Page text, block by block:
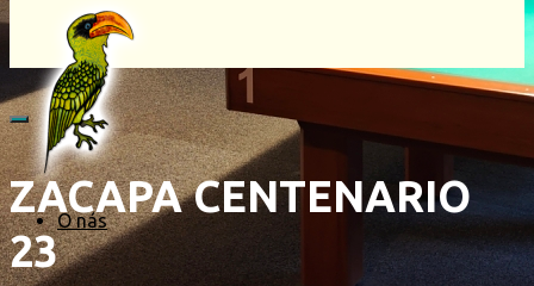
O nás
ZACAPA CENTENARIO
23